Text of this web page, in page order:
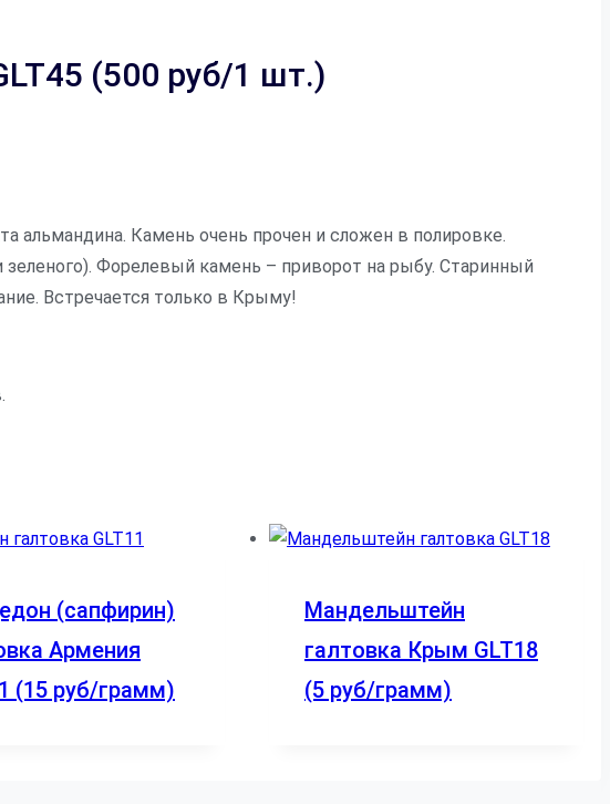
(500 руб/1 шт.)
альмандина. Камень очень прочен и сложен в полировке.
Форелевый камень – приворот на рыбу. Старинный
Встречается только в Крыму!
(сапфирин)
Армения
(15 руб/грамм)
Мандельштейн
галтовка Крым GLT18
(5 руб/грамм)